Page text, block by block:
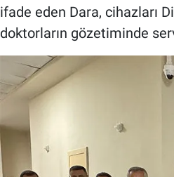
ifade eden Dara, cihazları
doktorların gözetiminde